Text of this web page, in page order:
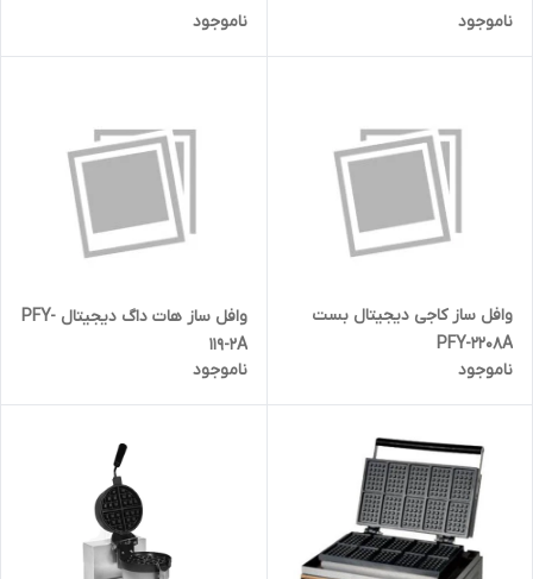
ناموجود ناموجود
وافل ساز کاجی دیجیتال بست
PFY-2208A
ناموجود
وافل ساز هات داگ دیجیتال PFY-
119-2A
ناموجود